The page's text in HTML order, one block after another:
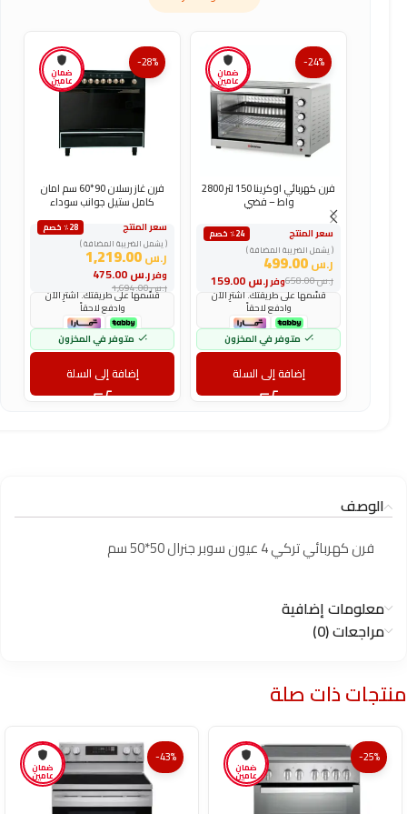
ضمان
عامين
-24%
فرن كهربائي اوكرينا 150 لتر 2800
واط – فضي
سعر المنتج
٪24 خصم
( يشمل الضريبة المضافة )
ر.س499.00
وفرر.س ر.س658.00
قسّمها على طريقتك. اشترِ الآن
وادفع لاحقاً
متوفر في المخزون
إضافة إلى السلة
ضمان
عامين
-28%
فرن غاز رسلان 90*60 سم امان
كامل ستيل جوانب سوداء
سعر المنتج
٪28 خصم
( يشمل الضريبة المضافة )
ر.س1,219.00
وفرر.س
ر.س1,694.00
قسّمها على طريقتك. اشترِ الآن
وادفع لاحقاً
متوفر في المخزون
إضافة إلى السلة
الوصف
فرن كهربائي تركي 4 عيون سوبر جنرال 50*50 سم
معلومات إضافية
مراجعات (0)
منتجات ذات صلة
ضمان
عامين
-25%
ضمان
عامين
-43%